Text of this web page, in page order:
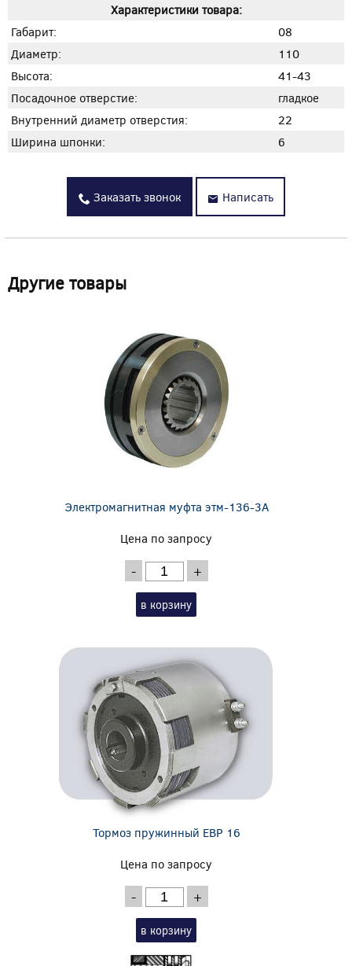
Характеристики товара:
Габарит:
08
Диаметр:
110
Высота:
41-43
Посадочное отверстие:
гладкое
Внутренний диаметр отверстия:
22
Ширина шпонки:
6
Заказать звонок Написать
Другие товары
Электромагнитная муфта этм-136-3А
Цена по запросу
- +
в корзину
Тормоз пружинный EBP 16
Цена по запросу
- +
в корзину